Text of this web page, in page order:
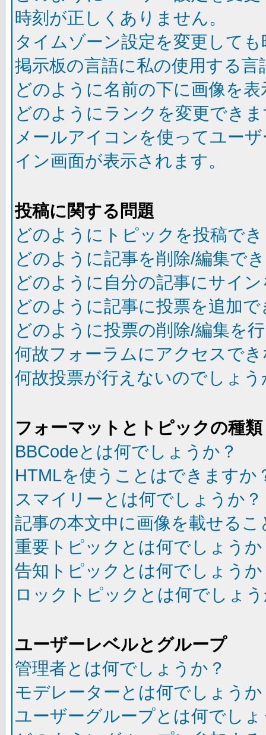
時刻が正しくありません。
タイムゾーン設定を変更して
掲示板の言語に私の使用する
どのように名前の下に画像を
どのようにランクを変更でき
メールアイコンを使ってユー
イン画面が表示されます。
投稿に関する問題
どのようにトピックを投稿で
どのように記事を削除/編集で
どのように自分の記事にサイ
どのように記事に投票を追加
どのように投票の削除/編集を
何故フォーラムにアクセスで
何故投票が行えないのでしょう
フォーマットとトピックの種類
BBCodeとは何でしょうか？
HTMLを使うことはできますか
スマイリーとは何でしょうか？
記事の本文中に画像を載せる
重要トピックとは何でしょうか
告知トピックとは何でしょうか
ロックトピックとは何でしょ
ユーザーレベルとグループ
管理者とは何でしょうか？
モデレーターとは何でしょうか
ユーザーグループとは何でし